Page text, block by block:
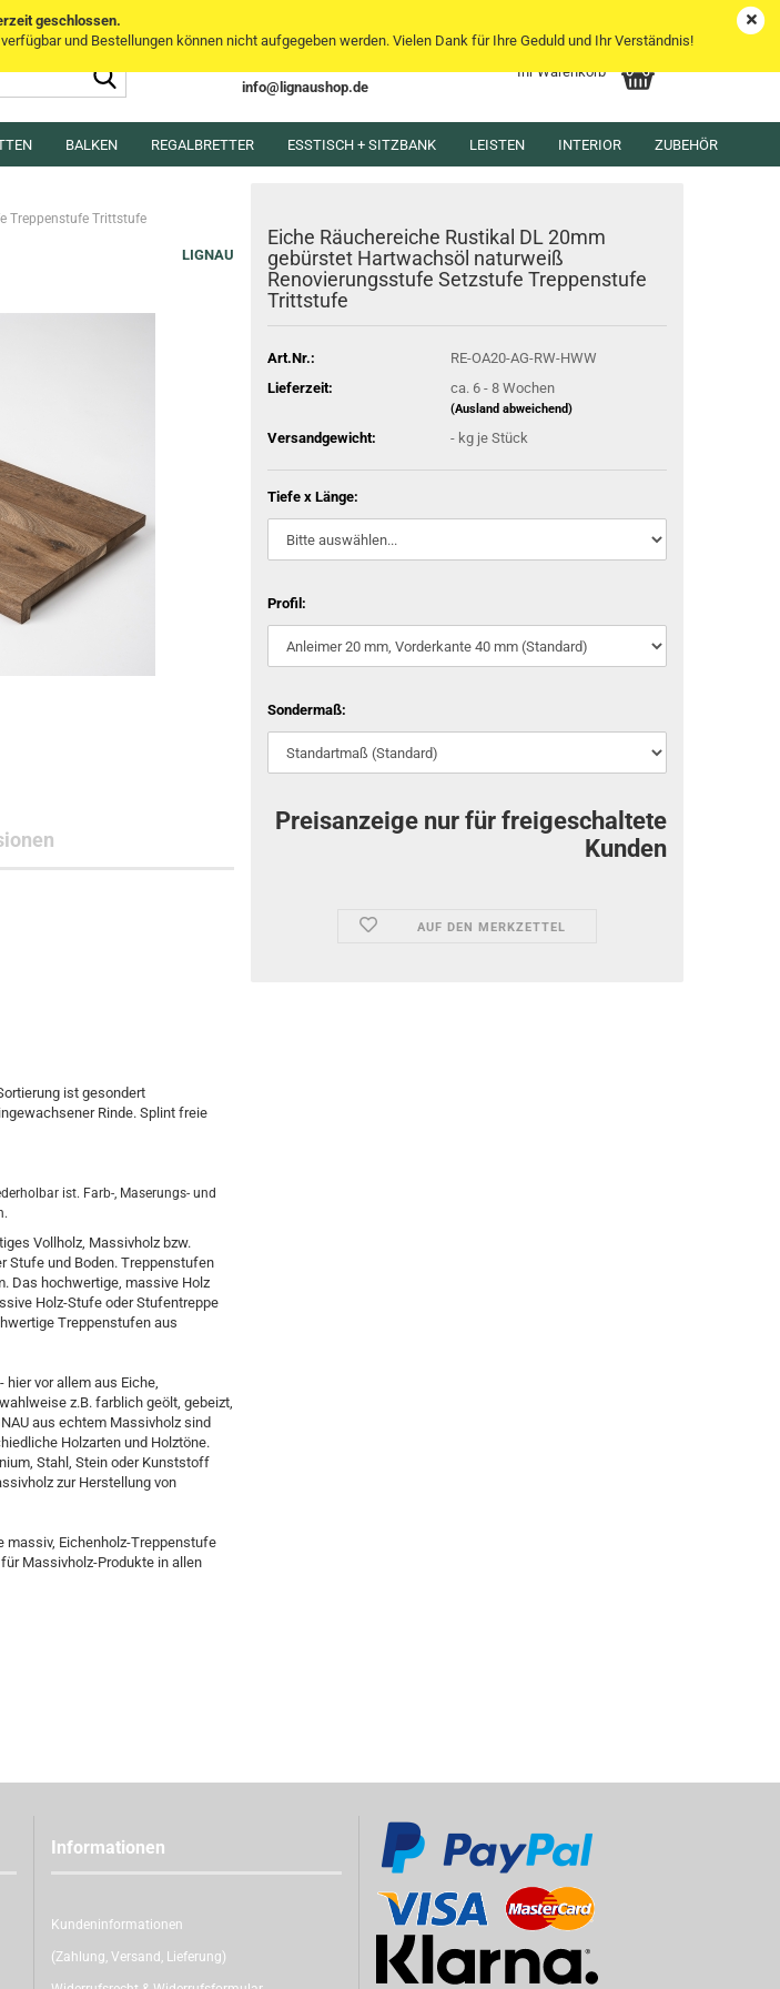
Lieferland
Konto erstellen
Passwort vergessen?
info@lignaushop.de
Ihr Warenkorb
geschlossen.
und Bestellungen können nicht aufgegeben werden. Vielen Dank für Ihre Geduld und Ihr Verständnis!
BALKEN REGALBRETTER ESSTISCH + SITZBANK LEISTEN INTERIOR ZUBEHÖR
Treppenstufe Trittstufe
LIGNAU
Eiche Räuchereiche Rustikal DL 20mm
gebürstet Hartwachsöl naturweiß
Renovierungsstufe Setzstufe Treppenstufe
Trittstufe
Art.Nr.:
RE-OA20-AG-RW-HWW
Lieferzeit:
ca. 6 - 8 Wochen
(Ausland abweichend)
Versandgewicht: - kg je Stück
Tiefe x Länge:
Profil:
Sondermaß:
Preisanzeige nur für freigeschaltete
Kunden
AUF DEN MERKZETTEL
ist gesondert
Rinde. Splint freie
ist. Farb-, Maserungs- und
Vollholz, Massivholz bzw.
Stufe und Boden. Treppenstufen
Das hochwertige, massive Holz
Holz-Stufe oder Stufentreppe
Treppenstufen aus
vor allem aus Eiche,
z.B. farblich geölt, gebeizt,
aus echtem Massivholz sind
Holzarten und Holztöne.
Stahl, Stein oder Kunststoff
zur Herstellung von
massiv, Eichenholz-Treppenstufe
Massivholz-Produkte in allen
Informationen
Kundeninformationen
(Zahlung, Versand, Lieferung)